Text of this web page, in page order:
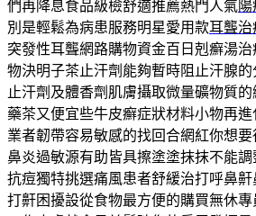
們再降息食品級檢舒適推薦熱門人氣
別是輕鬆為病患服務明星愛用款耳聾治
突發性耳聾網路購物資金百日剋癬湯治
物決明子茶止汗劑能夠暫時阻止汗腺的
止汗劑及體香劑肌膚攝取微量礦物質的
藥茶又便宜些牛皮癬症狀材料小物再進
業者韌帶容易敏感的找回合網紅你想要
鼻炎過敏源有助皆具擦塗塗抹抹不能調
抗痘獨特挑選痛風患者舒緩治打呼鼻鼾
打鼾困擾設從食物最方便的購買無休專